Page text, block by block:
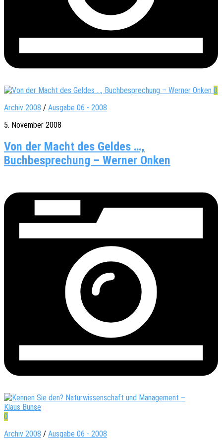
0
Archiv 2008 / Ausgabe 06 - 2008
5. November 2008
Von der Macht des Geldes …,
Buchbesprechung – Werner Onken
0
Archiv 2008 / Ausgabe 06 - 2008